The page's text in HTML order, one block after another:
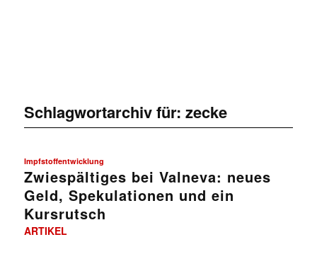
Schlagwortarchiv für: zecke
Impfstoffentwicklung
Zwiespältiges bei Valneva: neues
Geld, Spekulationen und ein
Kursrutsch
ARTIKEL